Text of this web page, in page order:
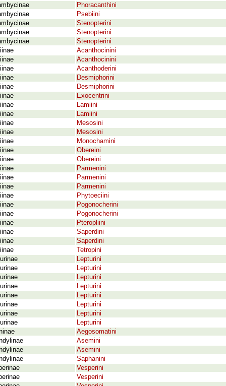
Phoracanthini
Psebiini
Stenopterini
Stenopterini
Stenopterini
Acanthocinini
Acanthocinini
Acanthoderini
Desmiphorini
Desmiphorini
Exocentrini
Lamiini
Lamiini
Mesosini
Mesosini
Monochamini
Obereini
Obereini
Parmenini
Parmenini
Parmenini
Phytoeciini
Pogonocherini
Pogonocherini
Pteropliini
Saperdini
Saperdini
Tetropini
Lepturini
Lepturini
Lepturini
Lepturini
Lepturini
Lepturini
Lepturini
Lepturini
Aegosomatini
Asemini
Asemini
Saphanini
Vesperini
Vesperini